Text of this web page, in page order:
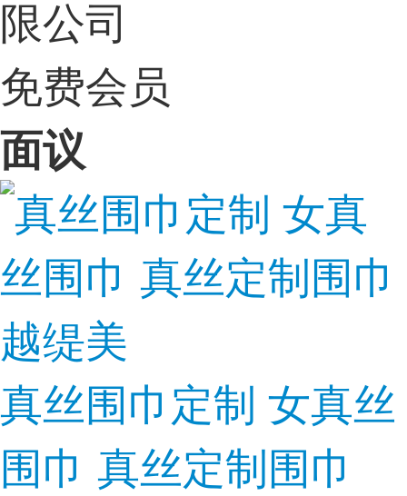
限公司
免费会员
面议
真丝围巾定制 女真丝
围巾 真丝定制围巾